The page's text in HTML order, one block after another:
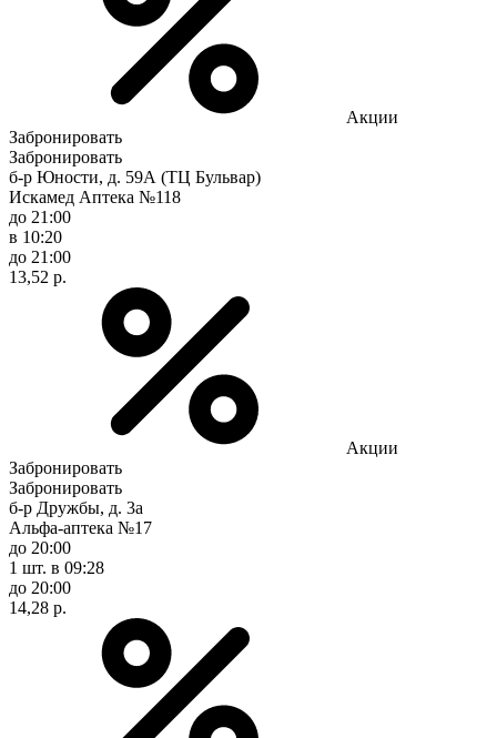
Акции
Забронировать
Забронировать
б-р Юности, д. 59А (ТЦ Бульвар)
Искамед Аптека №118
до 21:00
в 10:20
до 21:00
13,52 р.
Акции
Забронировать
Забронировать
б-р Дружбы, д. 3а
Альфа-аптека №17
до 20:00
1 шт. в 09:28
до 20:00
14,28 р.